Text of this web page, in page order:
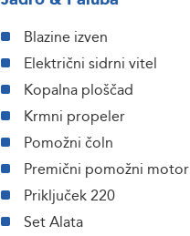
Blazine izven
Električni sidrni vitel
Kopalna ploščad
Krmni propeler
Pomožni čoln
Premični pomožni motor
Priključek 220
Set Alata